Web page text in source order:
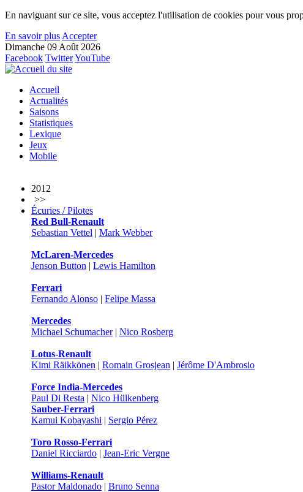
En naviguant sur ce site, vous acceptez l'utilisation de cookies pour vous
En savoir plus Accepter
Dimanche 09 Août 2026
Facebook TwitterYouTube
Accueil
Actualités
Saisons
Statistiques
Lexique
Jeux
Mobile
2012
>>
Écuries / Pilotes
Red Bull-Renault
Sebastian Vettel | Mark Webber
McLaren-Mercedes
Jenson Button | Lewis Hamilton
Ferrari
Fernando Alonso | Felipe Massa
Mercedes
Michael Schumacher| Nico Rosberg
Lotus-Renault
Kimi Räikkönen | Romain Grosjean | Jérôme D'Ambrosio
Force India-Mercedes
Paul Di Resta | Nico Hülkenberg
Sauber-Ferrari
Kamui Kobayashi | Sergio Pérez
Toro Rosso-Ferrari
Daniel Ricciardo | Jean-Eric Vergne
Williams-Renault
Pastor Maldonado | Bruno Senna